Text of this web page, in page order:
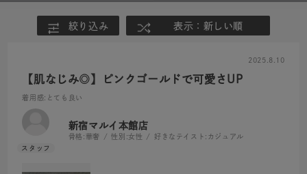
絞り込み 表示：新しい順
2025.8.10
【肌なじみ◎】ピンクゴールドで可愛さUP
着用感:とても良い
新宿マルイ本館店
骨格: 華奢 性別:女性 好きなテイスト: カジュアル